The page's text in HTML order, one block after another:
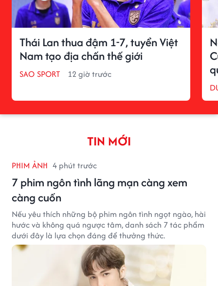
Thái Lan thua đậm 1-7, tuyển Việt
Nam tạo địa chấn thế giới
SAO SPORT 12 giờ trước
TIN MỚI
PHIM ẢNH 4 phút trước
7 phim ngôn tình lãng mạn càng xem
càng cuốn
Nếu yêu thích những bộ phim ngôn tình ngọt ngào, hài
hước và không quá ngược tâm, danh sách 7 tác phẩm
dưới đây là lựa chọn đáng để thưởng thức.